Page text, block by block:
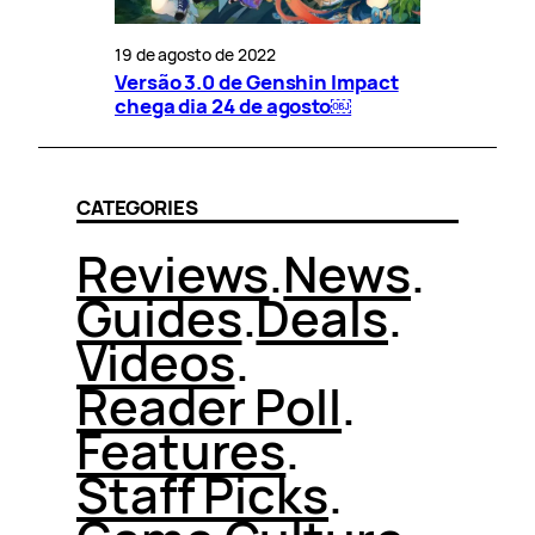
19 de agosto de 2022
Versão 3.0 de Genshin Impact
chega dia 24 de agosto￼
CATEGORIES
Reviews.News.
Guides.Deals.
Videos.
Reader Poll.
Features.
Staff Picks.